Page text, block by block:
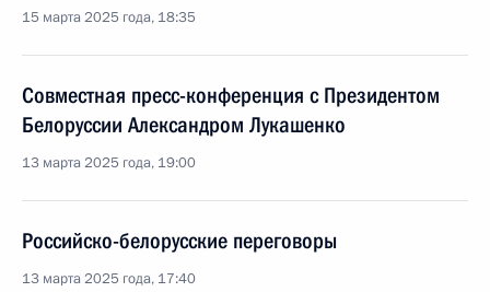
15 марта 2025 года, 18:35
Совместная пресс-конференция с Президентом
Белоруссии Александром Лукашенко
13 марта 2025 года, 19:00
Российско-белорусские переговоры
13 марта 2025 года, 17:40